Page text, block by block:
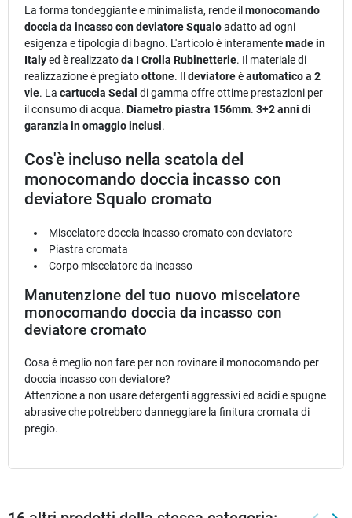
La forma tondeggiante e minimalista, rende il monocomando
doccia da incasso con deviatore Squaloadatto ad ogni
esigenza e tipologia di bagno. L'articolo è interamentemade in
Italyed è realizzatoda I Crolla Rubinetterie. Il materiale di
realizzazione è pregiatoottone. Il deviatoreèautomatico a 2
vie. La cartuccia Sedal di gamma offre ottime prestazioni per
il consumo di acqua. Diametro piastra 156mm. 3+2 anni di
garanzia in omaggio inclusi.
Cos'è incluso nella scatola del
monocomando doccia incasso con
deviatore Squalo cromato
Miscelatore doccia incasso cromato con deviatore
Piastra cromata
Corpo miscelatore da incasso
Manutenzione del tuo nuovo miscelatore
monocomando doccia da incasso con
deviatore cromato
Cosa è meglio non fare per non rovinare il monocomando per
doccia incasso con deviatore?
Attenzione a non usare detergenti aggressivi ed acidi e spugne
abrasive che potrebbero danneggiare la finitura cromata di
pregio.